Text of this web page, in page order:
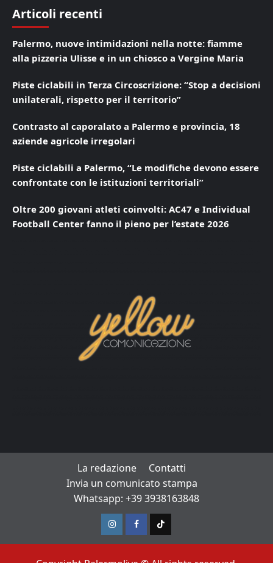
Articoli recenti
Palermo, nuove intimidazioni nella notte: fiamme
alla pizzeria Ulisse e in un chiosco a Vergine Maria
Piste ciclabili in Terza Circoscrizione: “Stop a decisioni
unilaterali, rispetto per il territorio”
Contrasto al caporalato a Palermo e provincia, 18
aziende agricole irregolari
Piste ciclabili a Palermo, “Le modifiche devono essere
confrontate con le istituzioni territoriali”
Oltre 200 giovani atleti coinvolti: AC47 e Individual
Football Center fanno il pieno per l’estate 2026
La redazione
Contatti
Invia un comunicato stampa
Whatsapp: +39 3938163848
InstagramFacebook
TikTok